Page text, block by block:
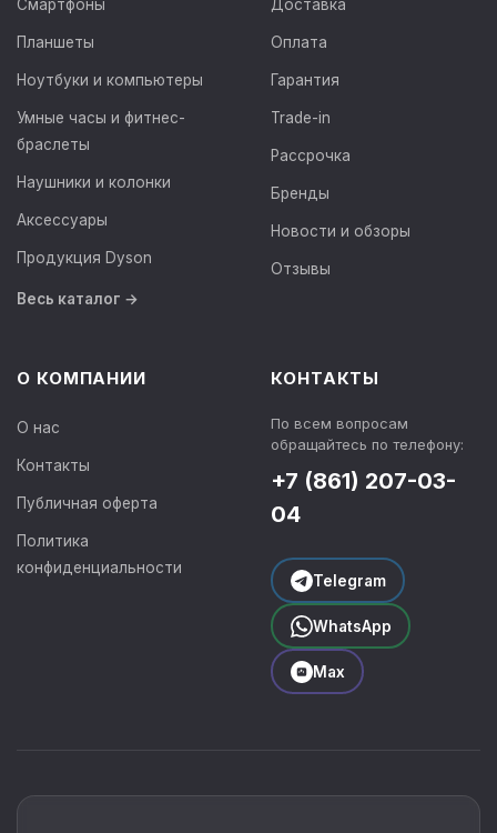
Смартфоны
Планшеты
Ноутбуки и компьютеры
Умные часы и фитнес-
браслеты
Наушники и колонки
Аксессуары
Продукция Dyson
Весь каталог →
Доставка
Оплата
Гарантия
Trade-in
Рассрочка
Бренды
Новости и обзоры
Отзывы
О КОМПАНИИ
О нас
Контакты
Публичная оферта
Политика
конфиденциальности
КОНТАКТЫ
По всем вопросам
обращайтесь по телефону:
+7 (861) 207-03-
04
Telegram
WhatsApp
Max